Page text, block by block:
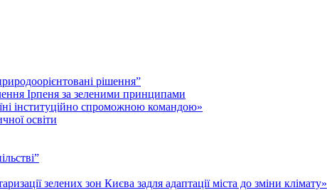
рішення”
Ірпеня за зеленими принципами
інституційно спроможною командою»
освіти
зелених зон Києва задля адаптації міста до зміни клімату»